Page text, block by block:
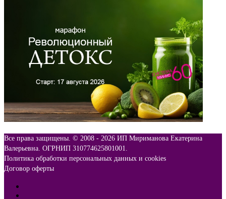
Все права защищены. © 2008 - 2026 ИП Мириманова Екатерина
Валерьевна. ОГРНИП 310774625801001.
Политика обработки персональных данных и cookies
Договор оферты